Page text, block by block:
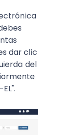
dar clic
del